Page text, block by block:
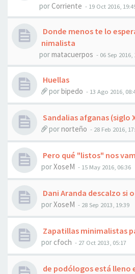
porCorriente - 19 Oct 2016,
Donde menos te lo
nimalista
pormatacuerpos - 06 Sep 2016,
Huellas
porbipedo - 13 Ago 2016,
Sandalias afganas (siglo
pornorteño - 28 Feb 2016,
Pero qué "listos" nos
porXoseM - 15 May 2016, 06:36
Dani Aranda descalzo si
porXoseM - 28 Sep 2013, 19:39
Zapatillas minimalistas
por cfoch - 27 Oct 2013, 05:17
de podólogos está lleno